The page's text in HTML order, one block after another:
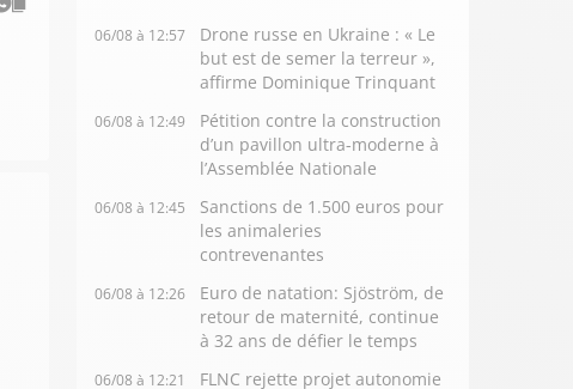
06/08 à 12:57
Drone russe en Ukraine : « Le
but est de semer la terreur »,
affirme Dominique Trinquant
06/08 à 12:49
Pétition contre la construction
d’un pavillon ultra-moderne à
l’Assemblée Nationale
06/08 à 12:45
Sanctions de 1.500 euros pour
les animaleries
contrevenantes
06/08 à 12:26
Euro de natation: Sjöström, de
retour de maternité, continue
à 32 ans de défier le temps
06/08 à 12:21
FLNC rejette projet autonomie